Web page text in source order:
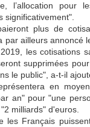
l’allocation pour
significativement".
plus de
par ailleurs annoncé
les cotisations
supprimées
le public", a-t-il
en
an" pour "une
milliards" d'euros.
les Français